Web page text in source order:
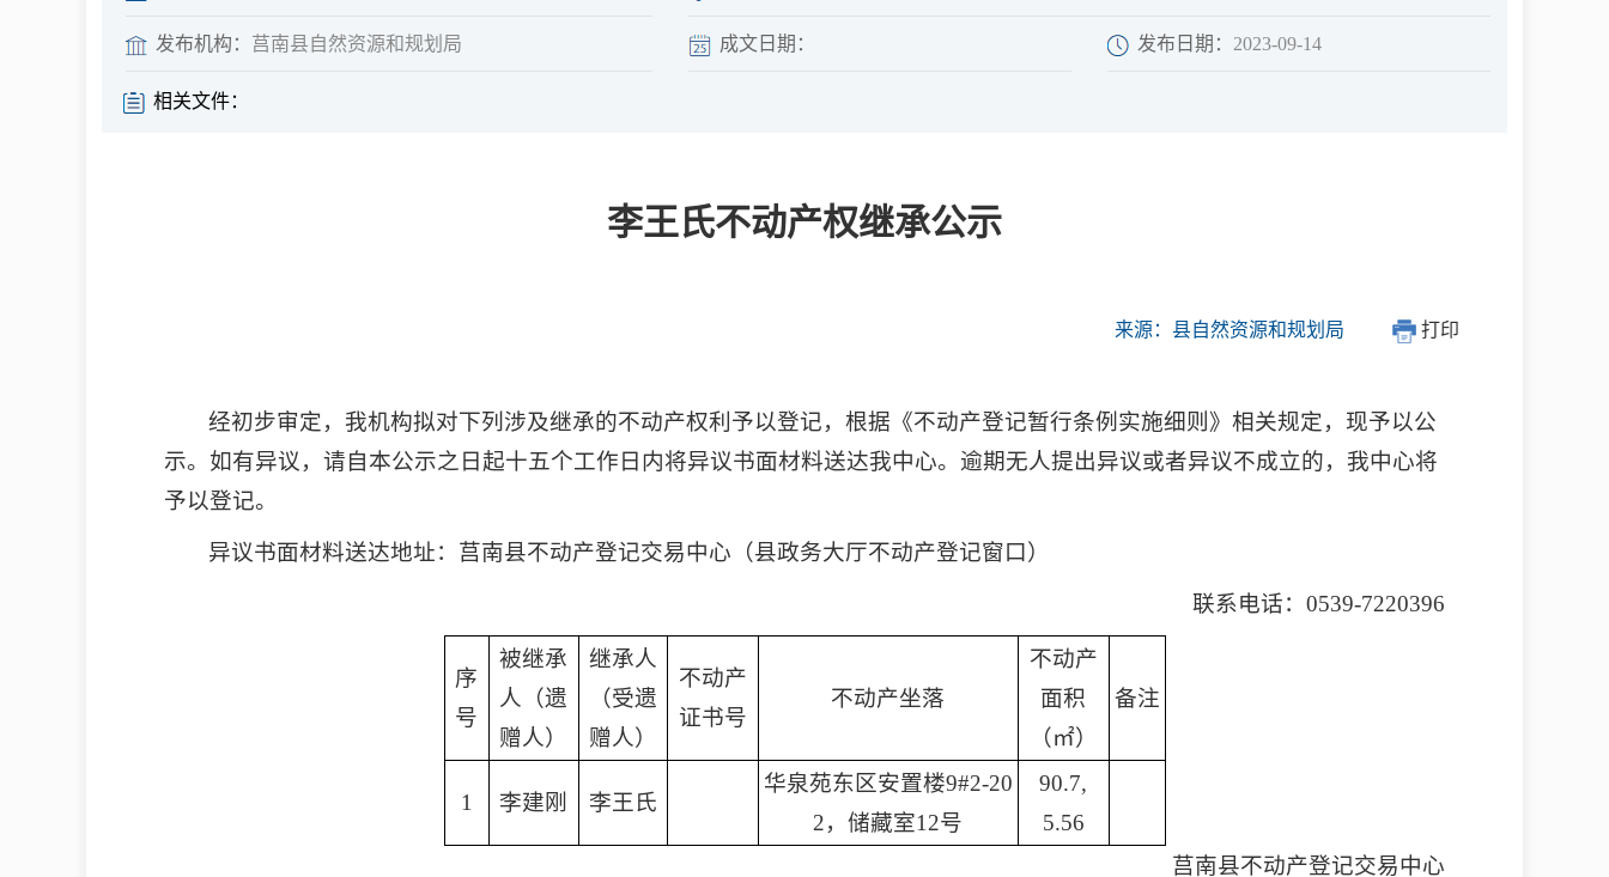
县情
图说莒南 政府开放日
发布机构： 莒南县自然资源和规划局 成文日期： 发布日期： 2023-09-14
相关文件：
李王氏不动产权继承公示
来源：县自然资源和规划局 打印
经初步审定，我机构拟对下列涉及继承的不动产权利予以登记，根据《不动产登记暂行条例实施细则》相关规定，现予以公
示。如有异议，请自本公示之日起十五个工作日内将异议书面材料送达我中心。逾期无人提出异议或者异议不成立的，我中心将
予以登记。
异议书面材料送达地址：莒南县不动产登记交易中心（县政务大厅不动产登记窗口）
联系电话：0539-7220396
序
号
被继承
人（遗
赠人）
继承人
（受遗
赠人）
不动产
证书号
不动产坐落
不动产
面积
（㎡）
备注
1 李建刚 李王氏
华泉苑东区安置楼9#2-20
2，储藏室12号
90.7,
5.56
莒南县不动产登记交易中心